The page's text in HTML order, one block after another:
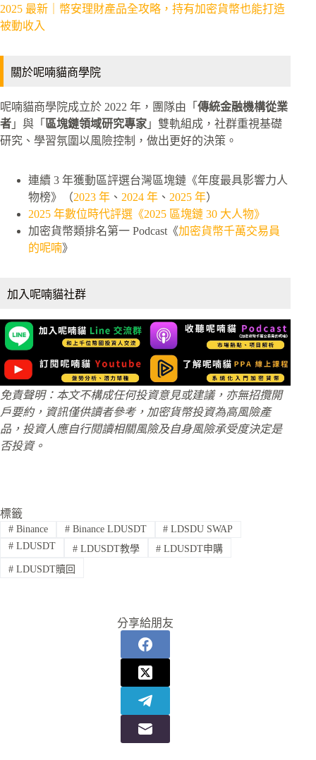
2025 最新｜幣安理財產品全攻略，持有加密貨幣也能打造
被動收入
關於呢喃貓商學院
呢喃貓商學院成立於 2022 年，團隊由「 傳統金融機構從業
者 」與「 區塊鏈領域研究專家 」雙軌組成，社群重視基礎
研究、學習氛圍以風險控制，做出更好的決策。
連續 3 年獲動區評選台灣區塊鏈《年度最具影響力人
物榜》（2023 年 、 2024 年 、 2025 年）
2025 年數位時代評選《2025 區塊鏈 30 大人物》
加密貨幣類排名第一 Podcast《加密貨幣千萬交易員
的呢喃》
加入呢喃貓社群
免責聲明：本文不構成任何投資意見或建議，亦無招攬開
戶要約，資訊僅供讀者參考，加密貨幣投資為高風險產
品，投資人應自行閱讀相關風險及自身風險承受度決定是
否投資。
標籤
#Binance #Binance LDUSDT # LDSDU SWAP
#LDUSDT #LDUSDT教學 # LDUSDT申購
#LDUSDT贖回
分享給朋友